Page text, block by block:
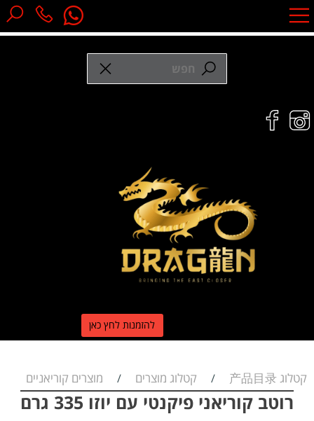
להזמנות לחץ כאן
קטלוג 产品目录 / קטלוג מוצרים / מוצרים קוריאניים
רוטב קוריאני פיקנטי עם יוזו 335 גרם